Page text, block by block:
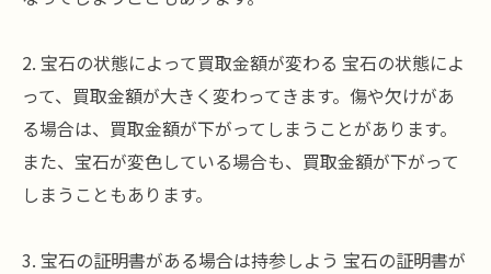
2. 宝石の状態によって買取金額が変わる 宝石の状態によ
って、買取金額が大きく変わってきます。傷や欠けがあ
る場合は、買取金額が下がってしまうことがあります。
また、宝石が変色している場合も、買取金額が下がって
しまうこともあります。
3. 宝石の証明書がある場合は持参しよう 宝石の証明書が